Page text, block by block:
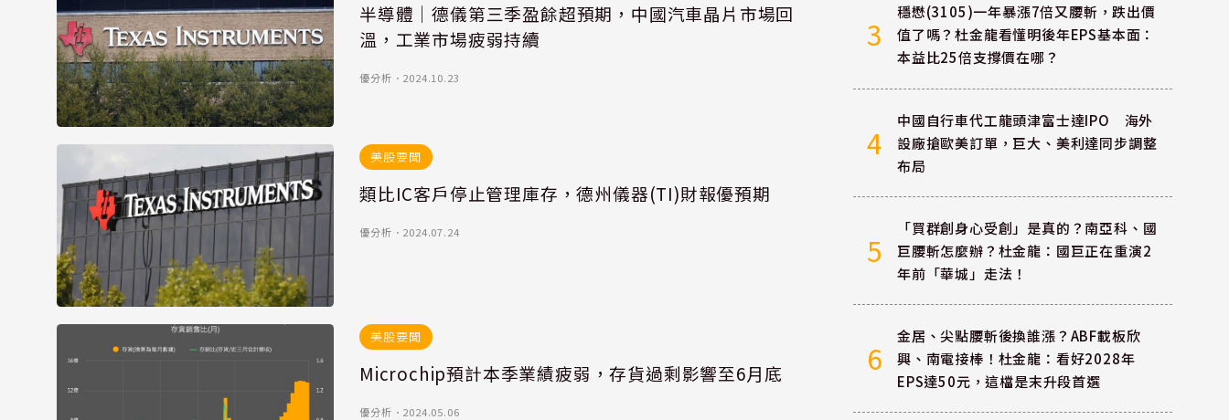
半導體｜德儀第三季盈餘超預期，中國汽車晶片市場回
溫，工業市場疲弱持續
優分析 ． 2024.10.23
美股要聞
類比IC客戶停止管理庫存，德州儀器(TI)財報優預期
優分析 ． 2024.07.24
美股要聞
Microchip預計本季業績疲弱，存貨過剩影響至6月底
優分析 ． 2024.05.06
3
穩懋(3105)一年暴漲7倍又腰斬，跌出價
值了嗎？杜金龍看懂明後年EPS基本面：
本益比25倍支撐價在哪？
4
中國自行車代工龍頭津富士達IPO 海外
設廠搶歐美訂單，巨大、美利達同步調整
布局
5
「買群創身心受創」是真的？南亞科、國
巨腰斬怎麼辦？杜金龍：國巨正在重演2
年前「華城」走法！
6
金居、尖點腰斬後換誰漲？ABF載板欣
興、南電接棒！杜金龍：看好2028年
EPS達50元，這檔是末升段首選